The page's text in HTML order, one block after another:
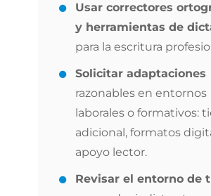
Usar correctores
y herramientas de
para la escritura
Solicitar adaptaciones
razonables en entornos
laborales o formativos:
adicional, formatos
apoyo lector.
Revisar el entorno de